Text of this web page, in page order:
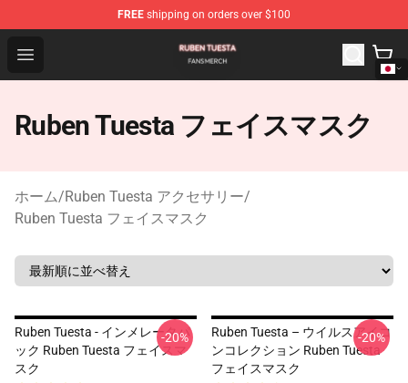
FREE shipping on orders over $100
Open menu
Ruben Tuesta Shop - Official Ruben Tuesta Merchandise
Ruben Tuesta フェイスマスク
ホーム/Ruben Tuesta アクセサリー/
Ruben Tuesta フェイスマスク
Ruben Tuesta - インメレータパ
ック Ruben Tuesta フェイスマ
スク
-20%
Ruben Tuesta – ウイルスアイコ
ンコレクション Ruben Tuesta
フェイスマスク
-20%